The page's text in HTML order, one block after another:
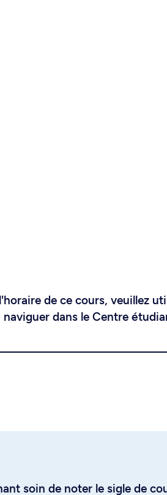
de ce cours, veuillez
dans le Centre
soin de noter le sigle de